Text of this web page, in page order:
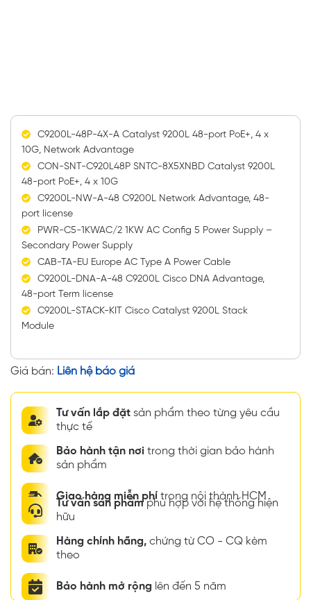
C9200L-48P-4X-A Catalyst 9200L 48-port PoE+, 4 x
10G, Network Advantage
CON-SNT-C920L48P SNTC-8X5XNBD Catalyst 9200L
48-port PoE+, 4 x 10G
C9200L-NW-A-48 C9200L Network Advantage, 48-
port license
PWR-C5-1KWAC/2 1KW AC Config 5 Power Supply –
Secondary Power Supply
CAB-TA-EU Europe AC Type A Power Cable
C9200L-DNA-A-48 C9200L Cisco DNA Advantage,
48-port Term license
C9200L-STACK-KIT Cisco Catalyst 9200L Stack
Module
Giá bán: Liên hệ báo giá
Tư vấn lắp đặt sản phẩm theo từng yêu cầu
thực tế
Bảo hành tận nơi trong thời gian bảo hành
sản phẩm
Giao hàng miễn phí trong nội thành HCM
Tư vấn sản phẩmphù hợp với hệ thống hiện
hữu
Hàng chính hãng, chứng từ CO - CQ kèm
theo
Bảo hành mở rộng lên đến 5 năm